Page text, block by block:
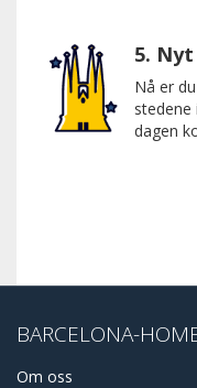
5. Nyt
Nå er
stedene
dagen
BARCELONA-
Om oss